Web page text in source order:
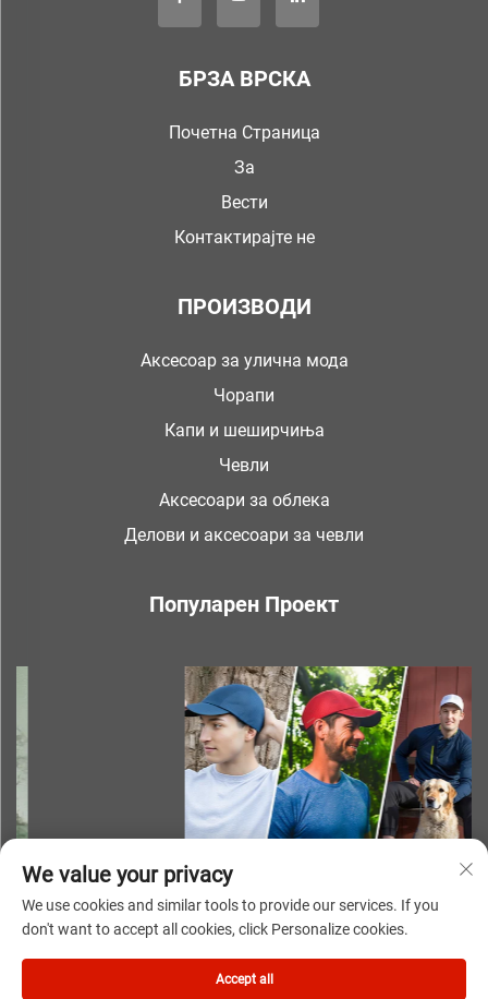
БРЗА ВРСКА
Почетна Страница
За
Вести
Контактирајте не
ПРОИЗВОДИ
Аксесоар за улична мода
Чорапи
Капи и шеширчиња
Чевли
Аксесоари за облека
Делови и аксесоари за чевли
Популарен Проект
Авторски права © 2025 година NINGBO YOUKI UNITE IMP &
We value your privacy
We use cookies and similar tools to provide our services. If you
don't want to accept all cookies, click Personalize cookies.
Accept all